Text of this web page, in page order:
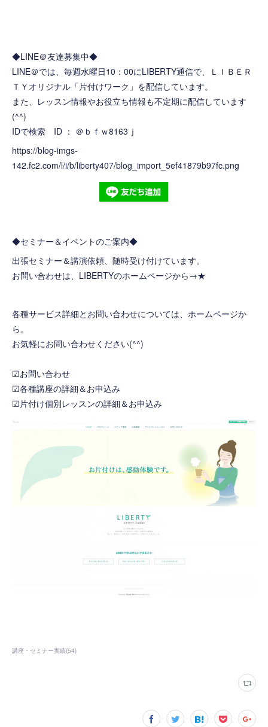
◆LINE＠友達募集中◆
LINE＠では、毎週水曜日10：00にLIBERTY通信で、ＬＩＢＥＲ
ＴＹオリジナル「片付けワーク」を配信しています。
また、レッスン情報やお役立ち情報も不定期に配信しています
(^^)
IDで検索 ID ： ＠ｂｆｗ8163ｊ
https://blog-imgs-
142.fc2.com/l/i/b/liberty407/blog_import_5ef41879b97fc.png
◆セミナー＆イベントのご案内◆
出張セミナー＆講演依頼、随時受け付けています。
お問い合わせは、LIBERTYのホームページから→★
各種サービス詳細とお問い合わせについては、ホームページか
ら。
お気軽にお問い合わせください(^^)
☑お問い合わせ
☑各種講座の詳細＆お申込み
☑片付け個別レッスンの詳細＆お申込み
講座・セミナー実績(54)